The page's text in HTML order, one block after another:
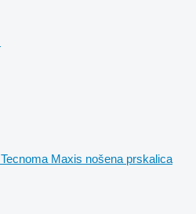
Tecnoma Maxis nošena prskalica